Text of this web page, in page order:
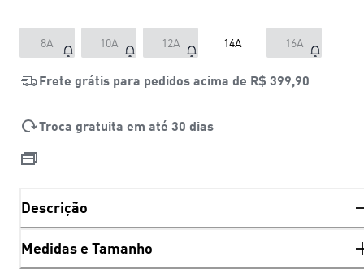
8A 10A 12A 14A 16A
Frete grátis para pedidos acima de R$ 399,90
Troca gratuita em até 30 dias
Descrição
Medidas e Tamanho